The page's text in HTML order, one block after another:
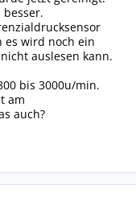
es wird noch ein
auslesen kann.
bis 3000u/min.
am
auch?